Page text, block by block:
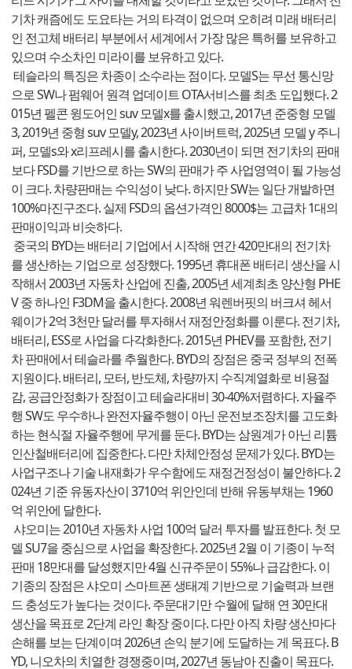
기차 캐즘에도 도요타는 거의 타격이 없으며 오히려 미래 배터리
인 전고체 배터리 부분에서 세계에서 가장 많은 특허를 보유하고
있으며 수소차인 미라이를 보유하고 있다.
테슬라의 특징은 차종이 소수라는 점이다. 모델S는 무선 통신망
으로 SW나 펌웨어 원격 업데이트 OTA서비스를 최초 도입했다. 2
015년 펠콘 윙도어인 suv 모델x를 출시했고, 2017년 준중형 모델
3, 2019년 중형 suv 모델y, 2023년 사이버트럭, 2025년 모델 y 주니
퍼, 모델s와 x리프레시를 출시한다. 2030년이 되면 전기차의 판매
보다 FSD를 기반으로 하는 SW의 판매가 주 사업영역이 될 가능성
이 크다. 차량판매는 수익성이 낮다. 하지만 SW는 일단 개발하면
100%마진구조다. 실제 FSD의 옵션가격인 8000$는 고급차 1대의
판매이익과 비슷하다.
중국의 BYD는 배터리 기업에서 시작해 연간 420만대의 전기차
를 생산하는 기업으로 성장했다. 1995년 휴대폰 배터리 생산을 시
작해서 2003년 자동차 산업에 진출, 2005년 세계최초 양산형 PHE
V 중 하나인 F3DM을 출시한다. 2008년 워렌버핏의 버크셔 헤서
웨이가 2억 3천만 달러를 투자해서 재정안정화를 이룬다. 전기차,
배터리, ESS로 사업을 다각화한다. 2015년 PHEV를 포함한, 전기
차 판매에서 테슬라를 추월한다. BYD의 장점은 중국 정부의 전폭
지원이다. 배터리, 모터, 반도체, 차량까지 수직계열화로 비용절
감, 공급안정화가 장점이고 테슬라대비 30-40%저렴하다. 자율주
행 SW도 우수하나 완전자율주행이 아닌 운전보조장치를 고도화
하는 현식절 자율주행에 무게를 둔다. BYD는 삼원계가 아닌 리튬
인산철배터리에 집중한다. 다만 차체안정성 문제가 있다. BYD는
사업구조나 기술 내재화가 우수함에도 재정건정성이 불안하다. 2
024년 기준 유동자산이 3710억 위안인데 반해 유동부채는 1960
억 위안에 달한다.
샤오미는 2010년 자동차 사업 100억 달러 투자를 발표한다. 첫 모
델 SU7을 중심으로 사업을 확장한다. 2025년 2월 이 기종이 누적
판매 18만대를 달성했지만 4월 신규주문이 55%나 급감한다. 이
기종의 장점은 샤오미 스마트폰 생태계 기반으로 기술력과 브랜
드 충성도가 높다는 것이다. 주문대기만 수월에 달해 연 30만대
생산을 목표로 2단계 라인 확장 중이다. 다만 아직 차량 생산마다
손해를 보는 단계이며 2026년 손익 분기에 도달하는 게 목표다. B
YD, 니오차의 치열한 경쟁중이며, 2027년 동남아 진출이 목표다.